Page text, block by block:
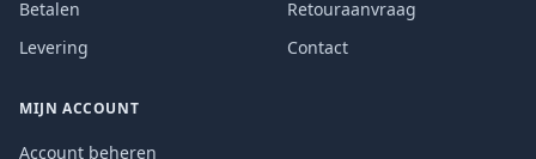
Betalen
Levering
Retouraanvraag
Contact
MIJN ACCOUNT
Account beheren